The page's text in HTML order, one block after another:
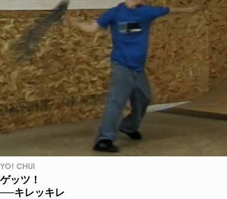
YO! CHUI
ゲッツ！
──キレッキレ